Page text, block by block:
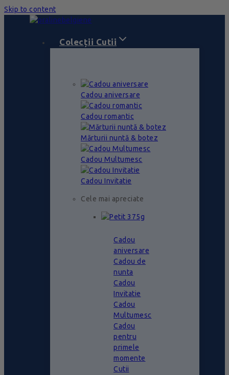
Skip to content
Colecții Cutii
Cadou aniversare
Cadou romantic
Mărturii nuntă & botez
Cadou Multumesc
Cadou Invitatie
Cele mai apreciate
Cadou
aniversare
Cadou de
nunta
Cadou
Invitatie
Cadou
Multumesc
Cadou
pentru
primele
momente
Cutii